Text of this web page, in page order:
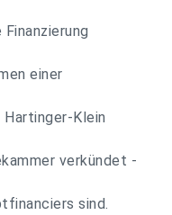
einer
Klein
verkündet -
sind.